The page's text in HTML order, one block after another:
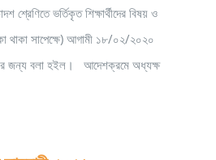
শ্রেণিতে ভর্তিকৃত শিক্ষার্থীদের বিষয় ও
থাকা সাপেক্ষে) আগামী ১৮/০২/২০২০
জন্য বলা হইল। আদেশক্রমে অধ্যক্ষ